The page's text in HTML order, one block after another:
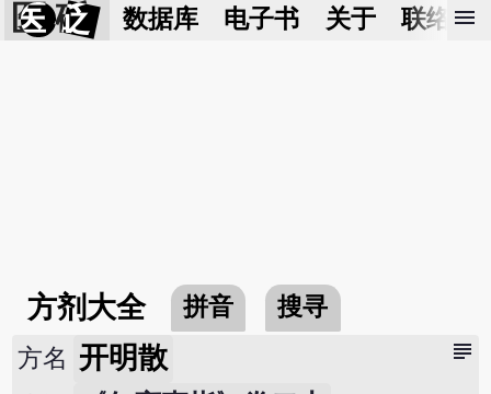
医 砭 数据库 电子书 关于 联络我
menu
方剂大全 拼音 搜寻
subject
方名 开明散